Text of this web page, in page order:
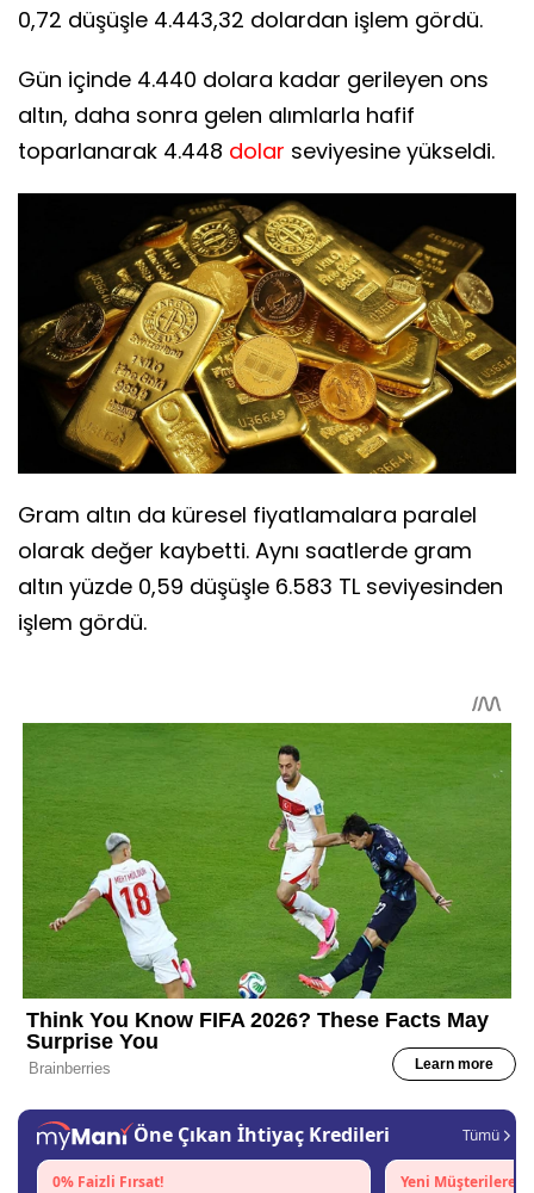
0,72 düşüşle 4.443,32 dolardan işlem gördü.
Gün içinde 4.440 dolara kadar gerileyen ons
altın, daha sonra gelen alımlarla hafif
toparlanarak 4.448 dolar seviyesine yükseldi.
Gram altın da küresel fiyatlamalara paralel
olarak değer kaybetti. Aynı saatlerde gram
altın yüzde 0,59 düşüşle 6.583 TL seviyesinden
işlem gördü.